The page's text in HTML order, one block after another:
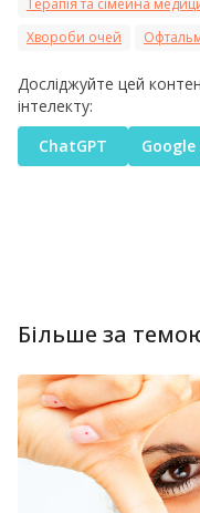
Терапія та сімейна
Хвороби очей
Досліджуйте цей
інтелекту:
ChatGPT
Більше за